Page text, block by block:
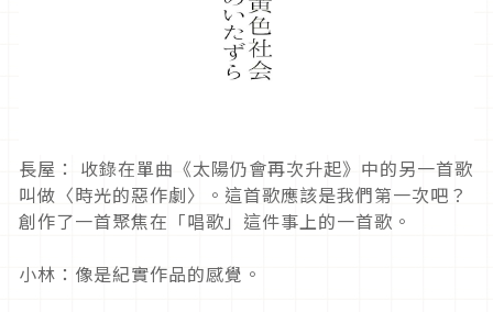
長屋： 收錄在單曲《太陽仍會再次升起》中的另一首歌
叫做〈時光的惡作劇〉。這首歌應該是我們第一次吧？
創作了一首聚焦在「唱歌」這件事上的一首歌。
小林：像是紀實作品的感覺。